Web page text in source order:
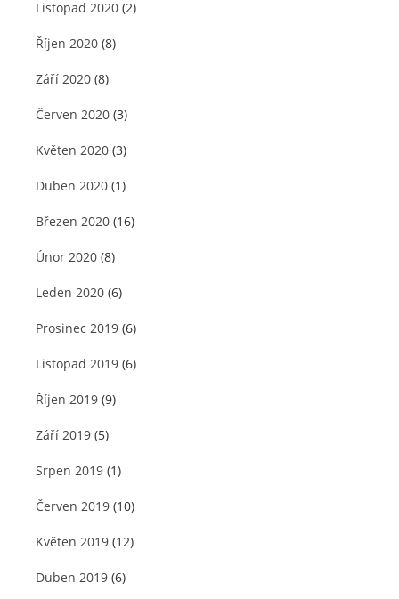
Listopad 2020 (2)
Říjen 2020 (8)
Září 2020 (8)
Červen 2020 (3)
Květen 2020 (3)
Duben 2020 (1)
Březen 2020 (16)
Únor 2020 (8)
Leden 2020 (6)
Prosinec 2019 (6)
Listopad 2019 (6)
Říjen 2019 (9)
Září 2019 (5)
Srpen 2019 (1)
Červen 2019 (10)
Květen 2019 (12)
Duben 2019 (6)